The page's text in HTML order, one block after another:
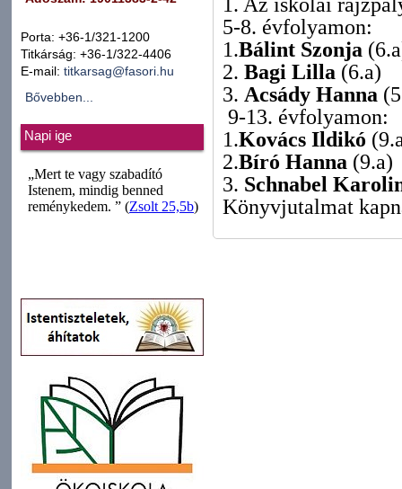
Porta: +36-1/321-1200
Titkárság: +36-1/322-4406
E-mail: titkarsag@fasori.hu
Bővebben...
Napi ige
5-8. évfolyamon:
1.Bálint Szonja
2. Bagi Lilla (6.a)
3. Acsády Hanna
9-13. évfolyamon:
1.Kovács Ildikó
2.Bíró Hanna (9.a)
3. Schnabel
Könyvjutalmat